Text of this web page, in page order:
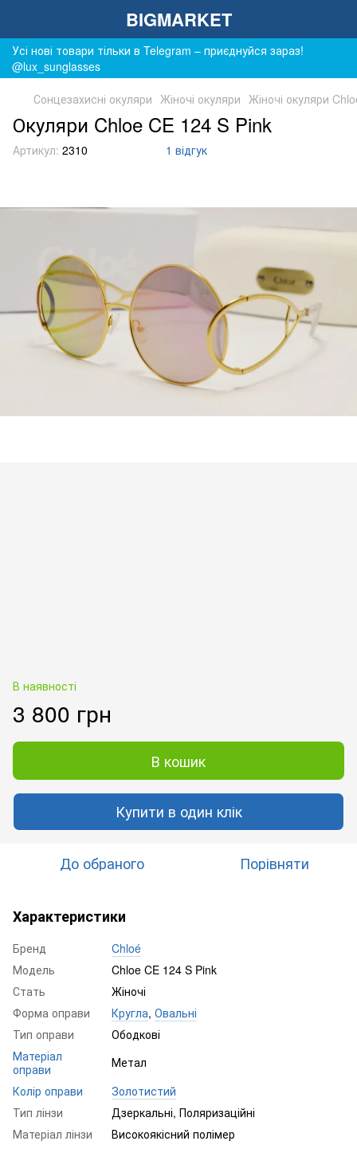
BIGMARKET
Усі нові товари тільки в Telegram – приєднуйся зараз!
@lux_sunglasses
Сонцезахисні окуляри Жіночі окуляри Жіночі окуляри
Окуляри Chloe CE 124 S Pink
Артикул: 2310 1 відгук
В наявності
3 800 грн
В кошик
Купити в один клік
До обраного Порівняти
Характеристики
Бренд
Chloé
Модель
Chloe CE 124 S Pink
Стать
Жіночі
Форма оправи
Кругла, Овальні
Тип оправи
Ободкові
Матеріал
оправи
Метал
Колір оправи
Золотистий
Тип лінзи
Дзеркальні, Поляризаційні
Матеріал лінзи
Високоякісний полімер